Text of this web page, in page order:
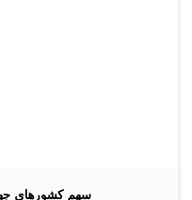
سهم کشورهای